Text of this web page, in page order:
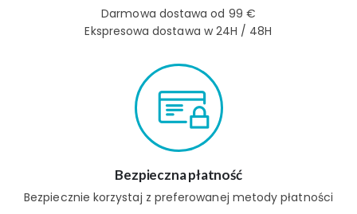
Darmowa dostawa od 99 €
Ekspresowa dostawa w 24H / 48H
Bezpieczna płatność
Bezpiecznie korzystaj z preferowanej metody płatności